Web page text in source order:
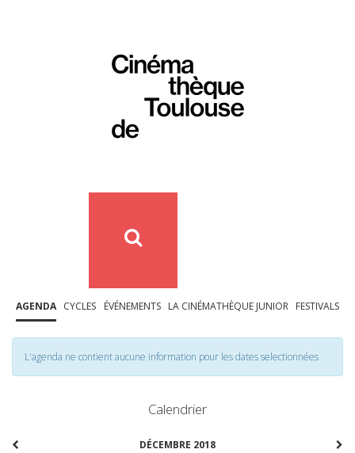
AGENDA CYCLES ÉVÉNEMENTS LA CINÉMATHÈQUE JUNIOR FESTIVALS
L'agenda ne contient aucune information pour les dates selectionnées
Calendrier
DÉCEMBRE 2018